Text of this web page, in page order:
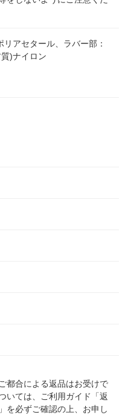
アセタール、ラバー部：
)ナイロン
都合による返品はお受けで
いては、ご利用ガイド「返
を必ずご確認の上、お申し